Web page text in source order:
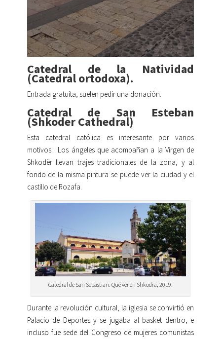
Catedral de la Natividad
(Catedral ortodoxa).
Entrada gratuita, suelen pedir una donación.
Catedral de San Esteban
(Shkoder Cathedral)
Esta catedral católica es interesante por varios
motivos:
Los ángeles que acompañan a la Virgen de
Shkodër llevan trajes tradicionales de la zona, y al
fondo de la misma pintura se puede ver la ciudad y el
castillo de Rozafa.
Catedral de San Sebastian. Qué ver en Shkodra, 2019.
Durante la revolución cultural, la iglesia se convirtió en
Palacio de Deportes y se jugaba al basket dentro, e
incluso fue sede del Congreso de mujeres comunistas